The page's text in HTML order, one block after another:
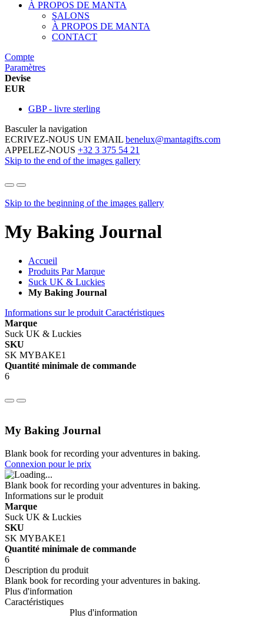
À PROPOS DE MANTA
SALONS
À PROPOS DE MANTA
CONTACT
Compte
Paramètres
Devise
EUR
GBP - livre sterling
Basculer la navigation
ECRIVEZ-NOUS UN EMAIL benelux@mantagifts.com
APPELEZ-NOUS +32 3 375 54 21
Skip to the end of the images gallery
Skip to the beginning of the images gallery
My Baking Journal
Accueil
Produits Par Marque
Suck UK & Luckies
My Baking Journal
Informations sur le produit Caractéristiques
Marque
Suck UK & Luckies
SKU
SK MYBAKE1
Quantité minimale de commande
6
My Baking Journal
Blank book for recording your adventures in baking.
Connexion pour le prix
Blank book for recording your adventures in baking.
Informations sur le produit
Marque
Suck UK & Luckies
SKU
SK MYBAKE1
Quantité minimale de commande
6
Description du produit
Blank book for recording your adventures in baking.
Plus d'information
Caractéristiques
Plus d'information